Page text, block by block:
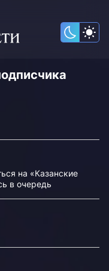
на «Казанские
в очередь